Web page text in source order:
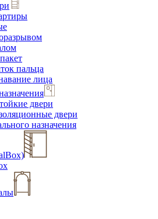
пальца
лица
двери
двери
назначения